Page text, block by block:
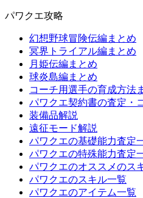
パワクエ攻略
幻想野球冒険伝編まとめ
冥界トライアル編まとめ
月姫伝編まとめ
球炎島編まとめ
コーチ用選手の育成方法
パワクエ契約書の査定・
装備品解説
遠征モード解説
パワクエの基礎能力査定
パワクエの特殊能力査定
パワクエのオススメのス
パワクエのスキル一覧
パワクエのアイテム一覧